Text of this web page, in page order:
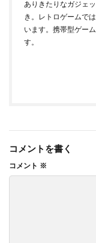
ありきたりなガジェ
き。レトロゲームで
います。携帯型ゲー
す。
コメントを書く
コメント ※